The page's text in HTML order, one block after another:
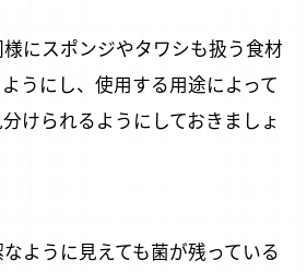
式アカウント一覧
にスポンジやタワシも扱う食材
うにし、使用する用途によって
けられるようにしておきましょ
ように見えても菌が残っている